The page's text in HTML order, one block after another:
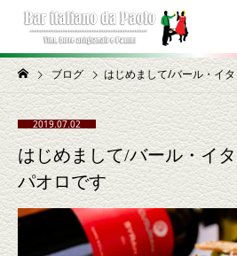
ブログ はじめまして/バール・イ
2019.07.02
はじめまして/バール・イ
パオロです